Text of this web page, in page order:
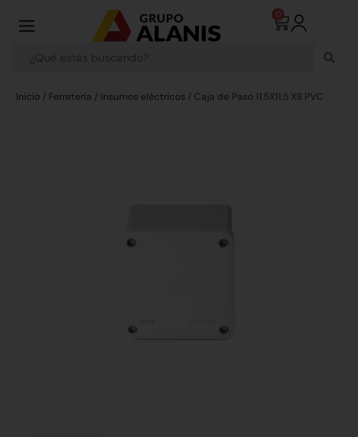
0
Inicio / Ferretería / Insumos eléctricos / Caja de Paso 11.5X11.5 X8 PVC